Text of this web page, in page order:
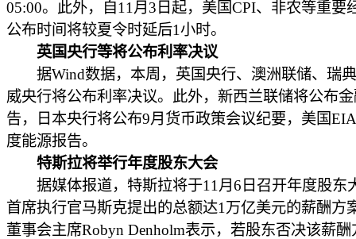
05:00。此外，自11月3日起，美国CPI、非农等重要
公布时间将较夏令时延后1小时。
英国央行等将公布利率决议
据Wind数据，本周，英国央行、澳洲联储、瑞
威央行将公布利率决议。此外，新西兰联储将公布
告，日本央行将公布9月货币政策会议纪要，美国
度能源报告。
特斯拉将举行年度股东大会
据媒体报道，特斯拉将于11月6日召开年度股东
首席执行官马斯克提出的总额达1万亿美元的薪酬方
董事会主席Robyn Denholm表示，若股东否决该薪